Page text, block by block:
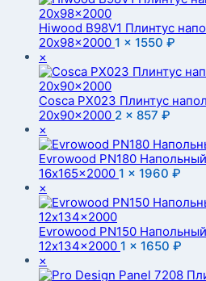
Hiwood B98V1 Плинтус
20x98x2000 1 × 1550 ₽
×
Cosca PX023 Плинтус
20x90x2000 2 × 857 ₽
×
Evrowood PN180
16x165x2000 1 × 1960 ₽
×
Evrowood PN150
12x134x2000 1 × 1650 ₽
×